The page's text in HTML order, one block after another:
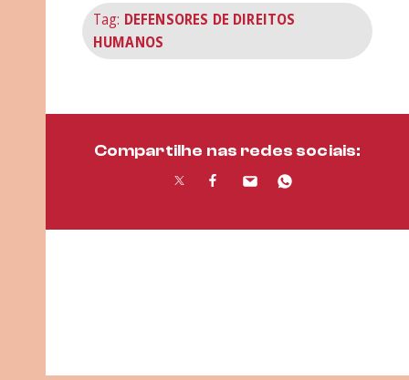
Tag: DEFENSORES DE DIREITOS
HUMANOS
Compartilhe nas redes sociais: